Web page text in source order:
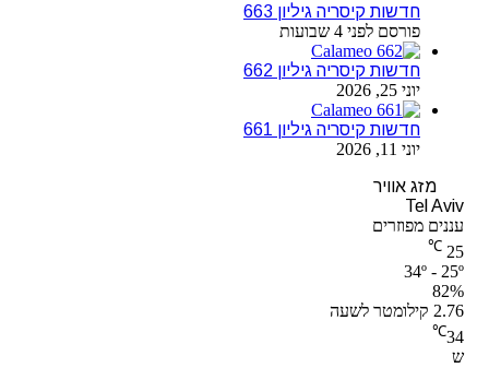
חדשות קיסריה גיליון 663
פורסם לפני 4 שבועות
חדשות קיסריה גיליון 662
יוני 25, 2026
חדשות קיסריה גיליון 661
יוני 11, 2026
מזג אוויר
Tel Aviv
עננים מפוזרים
25
℃
34º - 25º
82%
2.76 קילומטר לשעה
34
℃
ש